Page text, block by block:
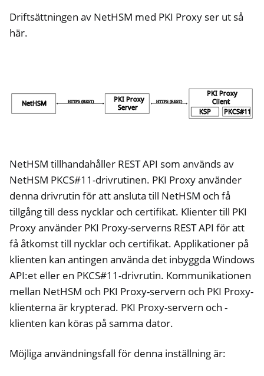
navigation of NitroWall
Driftsättningen av NetHSM med PKI Proxy ser ut så
här.
NetHSM tillhandahåller REST API som används av
NetHSM PKCS#11-drivrutinen. PKI Proxy använder
denna drivrutin för att ansluta till NetHSM och få
tillgång till dess nycklar och certifikat. Klienter till PKI
Proxy använder PKI Proxy-serverns REST API för att
få åtkomst till nycklar och certifikat. Applikationer på
klienten kan antingen använda det inbyggda Windows
API:et eller en PKCS#11-drivrutin. Kommunikationen
mellan NetHSM och PKI Proxy-servern och PKI Proxy-
klienterna är krypterad. PKI Proxy-servern och -
klienten kan köras på samma dator.
Möjliga användningsfall för denna inställning är: